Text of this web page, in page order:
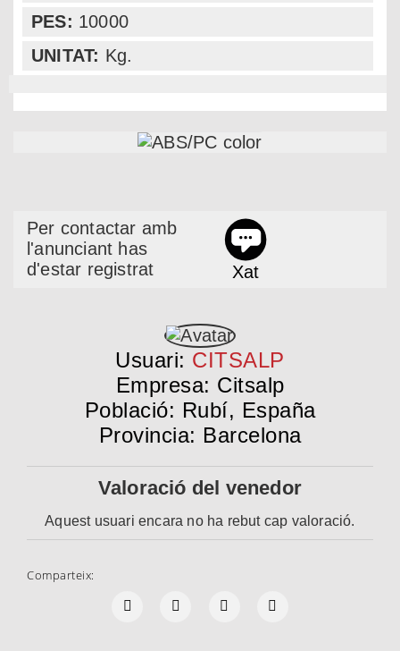
Per contactar amb
l'anunciant has
d'estar registrat
Xat
Usuari: CITSALP
Empresa: Citsalp
Població: Rubí, España
Provincia: Barcelona
Valoració del venedor
Aquest usuari encara no ha rebut cap valoració.
Comparteix:
PES: 10000
UNITAT: Kg.